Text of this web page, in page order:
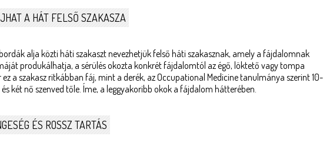
A HÁT FELSŐ SZAKASZA
alja közti háti szakaszt nevezhetjük felső háti szakasznak, amely a fájdalomnak
produkálhatja, a sérülés okozta konkrét fájdalomtól az égő, löktető vagy tompa
ez a szakasz ritkábban fáj, mint a derék, az Occupational Medicine tanulmánya szerint 10-
két nő szenved tőle. Íme, a leggyakoribb okok a fájdalom hátterében.
ÉS ROSSZ TARTÁS